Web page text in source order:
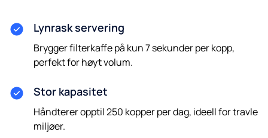
Lynrask servering
Brygger filterkaffe på kun 7 sekunder per kopp,
perfekt for høyt volum.
Stor kapasitet
Håndterer opptil 250 kopper per dag, ideell for travle
miljøer.